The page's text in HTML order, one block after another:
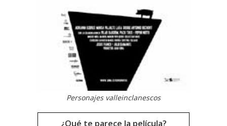
Personajes valleinclanescos
¿Qué te parece la película?